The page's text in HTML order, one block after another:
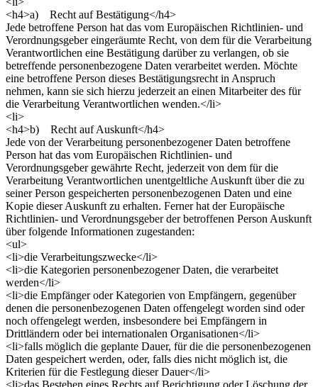
<h4>a) Recht auf Bestätigung</h4>
Jede betroffene Person hat das vom Europäischen Richtlinien- und
Verordnungsgeber eingeräumte Recht, von dem für die Verarbeitung
Verantwortlichen eine Bestätigung darüber zu verlangen, ob sie
betreffende personenbezogene Daten verarbeitet werden. Möchte
eine betroffene Person dieses Bestätigungsrecht in Anspruch
nehmen, kann sie sich hierzu jederzeit an einen Mitarbeiter des für
die Verarbeitung Verantwortlichen wenden.</li>
<li>
<h4>b) Recht auf Auskunft</h4>
Jede von der Verarbeitung personenbezogener Daten betroffene
Person hat das vom Europäischen Richtlinien- und
Verordnungsgeber gewährte Recht, jederzeit von dem für die
Verarbeitung Verantwortlichen unentgeltliche Auskunft über die zu
seiner Person gespeicherten personenbezogenen Daten und eine
Kopie dieser Auskunft zu erhalten. Ferner hat der Europäische
Richtlinien- und Verordnungsgeber der betroffenen Person Auskunft
über folgende Informationen zugestanden:
<ul>
<li>die Verarbeitungszwecke</li>
<li>die Kategorien personenbezogener Daten, die verarbeitet
werden</li>
<li>die Empfänger oder Kategorien von Empfängern, gegenüber
denen die personenbezogenen Daten offengelegt worden sind oder
noch offengelegt werden, insbesondere bei Empfängern in
Drittländern oder bei internationalen Organisationen</li>
<li>falls möglich die geplante Dauer, für die die personenbezogenen
Daten gespeichert werden, oder, falls dies nicht möglich ist, die
Kriterien für die Festlegung dieser Dauer</li>
<li>das Bestehen eines Rechts auf Berichtigung oder Löschung der